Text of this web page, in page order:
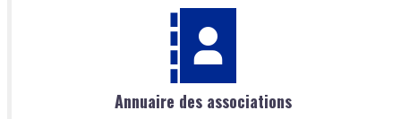
Annuaire des associations